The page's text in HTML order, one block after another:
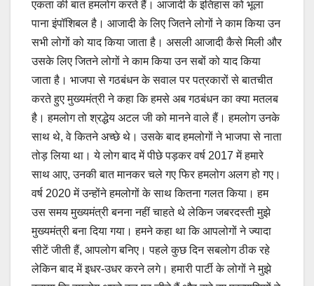
एकता की बात हमलोग करते हैं। आजादी के इतिहास को भूला
पाना इंपॉशिबल है। आजादी के लिए जितने लोगों ने काम किया उन
सभी लोगों को याद किया जाता है। असली आजादी कैसे मिली और
उसके लिए जितने लोगों ने काम किया उन सबों को याद किया
जाता है। भाजपा से गठबंधन के सवाल पर पत्रकारों से बातचीत
करते हुए मुख्यमंत्री ने कहा कि हमसे अब गठबंधन का क्या मतलब
है। हमलोग तो श्रद्धेय अटल जी को मानने वाले हैं। हमलोग उनके
साथ थे, वे कितने अच्छे थे। उसके बाद हमलोगों ने भाजपा से नाता
तोड़ लिया था। ये लोग बाद में पीछे पड़कर वर्ष 2017 में हमारे
साथ आए, उनकी बात मानकर चले गए फिर हमलोग अलग हो गए।
वर्ष 2020 में उन्होंने हमलोगों के साथ कितना गलत किया। हम
उस समय मुख्यमंत्री बनना नहीं चाहते थे लेकिन जबरदस्ती मुझे
मुख्यमंत्री बना दिया गया। हमने कहा था कि आपलोगों ने ज्यादा
सीटें जीती हैं, आपलोग बनिए। पहले कुछ दिन सबलोग ठीक रहे
लेकिन बाद में इधर-उधर करने लगे। हमारी पार्टी के लोगों ने मुझे